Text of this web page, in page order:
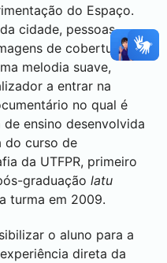
do Espaço.
cidade, pessoas
de cobertura
melodia suave,
a entrar na
no qual é
ensino desenvolvida
do curso de
da UTFPR, primeiro
graduação latu
turma em 2009.
o aluno para a
direta da